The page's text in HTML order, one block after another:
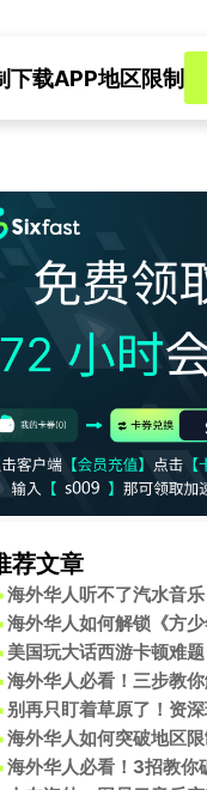
下载APP地区限制
荐文章
美国玩大话西游卡顿难题